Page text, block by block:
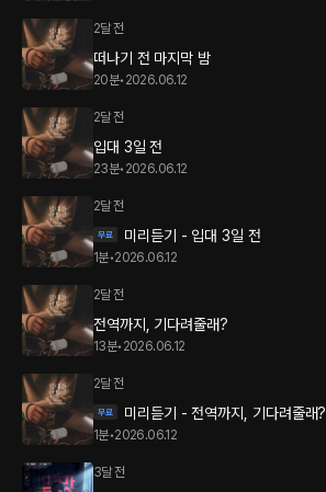
2달 전
떠나기 전 마지막 밤
20분• 2026.06.12
2달 전
입대 3일 전
23분• 2026.06.12
2달 전
미리듣기 - 입대 3일 전
1분•2026.06.12
2달 전
전역까지, 기다려줄래?
13분• 2026.06.12
2달 전
미리듣기 - 전역까지, 기다려줄래?
1분•2026.06.12
3달 전